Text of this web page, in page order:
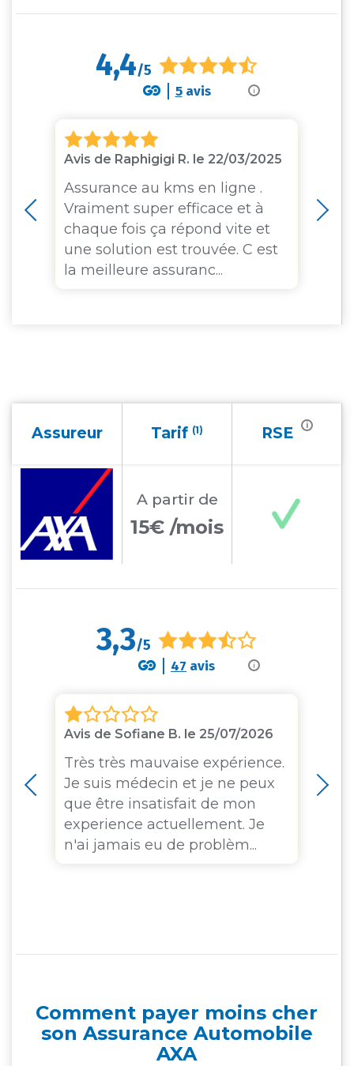
i
4,4/5
5avis
Avis de Raphigigi R. le 22/03/2025
Assurance au kms en ligne .
Vraiment super efficace et à
chaque fois ça répond vite et
une solution est trouvée. C est
la meilleure assuranc...
Assureur Tarif (1) RSE i
A partir de
15€ /mois
i
3,3/5
47 avis
Avis de Sofiane B. le 25/07/2026
Très très mauvaise expérience.
Je suis médecin et je ne peux
que être insatisfait de mon
experience actuellement. Je
n'ai jamais eu de problèm...
Comment payer moins cher
son Assurance Automobile
AXA